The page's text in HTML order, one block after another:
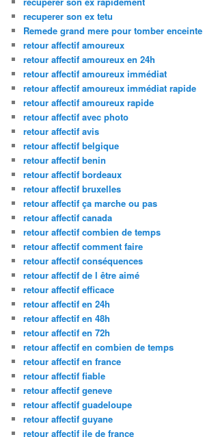
recuperer son ex tetu
Remede grand mere pour tomber enceinte
retour affectif amoureux
retour affectif amoureux en 24h
retour affectif amoureux immédiat
retour affectif amoureux immédiat rapide
retour affectif amoureux rapide
retour affectif avec photo
retour affectif avis
retour affectif belgique
retour affectif benin
retour affectif bordeaux
retour affectif bruxelles
retour affectif ça marche ou pas
retour affectif canada
retour affectif combien de temps
retour affectif comment faire
retour affectif conséquences
retour affectif de l être aimé
retour affectif efficace
retour affectif en 24h
retour affectif en 48h
retour affectif en 72h
retour affectif en combien de temps
retour affectif en france
retour affectif fiable
retour affectif geneve
retour affectif guadeloupe
retour affectif guyane
retour affectif ile de france